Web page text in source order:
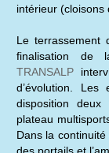
intérieur
Le terrassement
finalisation de
TRANSALP
d’évolution.
disposition deux
plateau
Dans la continuité